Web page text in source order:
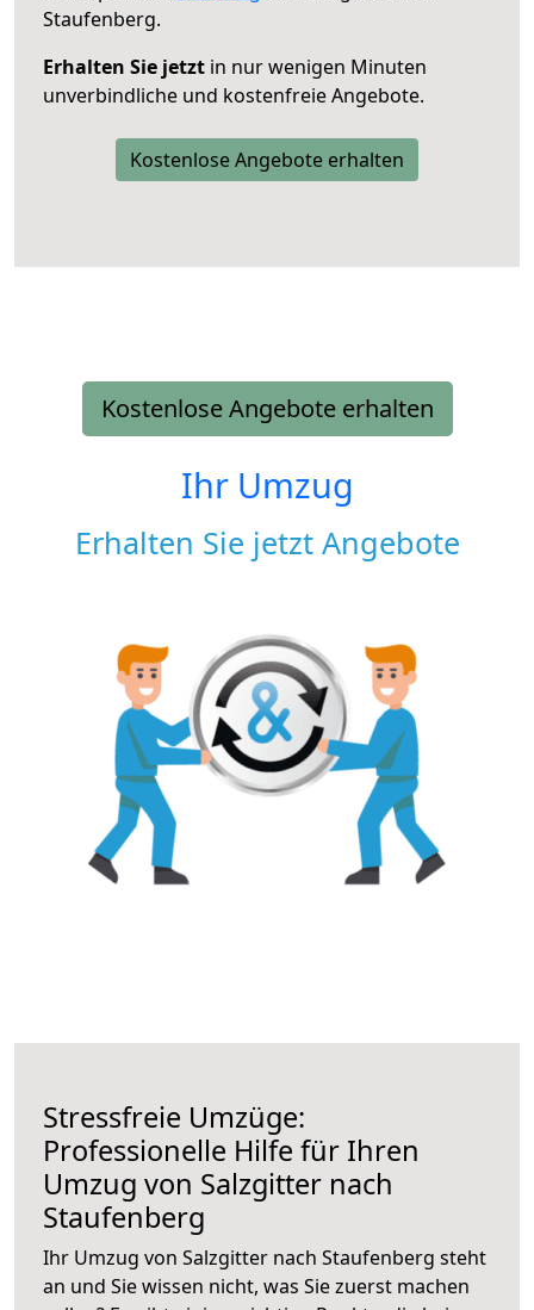
Staufenberg.
Erhalten Sie jetzt in nur wenigen Minuten
unverbindliche und kostenfreie Angebote.
Kostenlose Angebote erhalten
Kostenlose Angebote erhalten
Ihr Umzug
Erhalten Sie jetzt Angebote
Stressfreie Umzüge:
Professionelle Hilfe für Ihren
Umzug von Salzgitter nach
Staufenberg
Ihr Umzug von Salzgitter nach Staufenberg steht
an und Sie wissen nicht, was Sie zuerst machen